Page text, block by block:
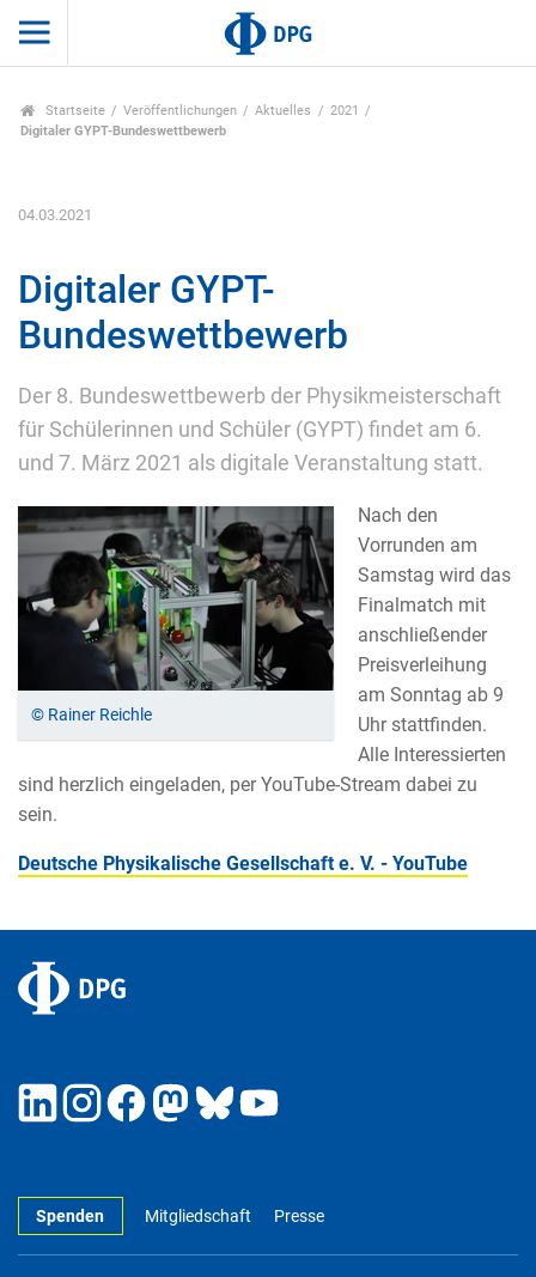
Startseite Veröffentlichungen Aktuelles
2021
Digitaler GYPT-Bundeswettbewerb
04.03.2021
Digitaler GYPT-
Bundeswettbewerb
Der 8. Bundeswettbewerb der Physikmeisterschaft
für Schülerinnen und Schüler (GYPT) findet am 6.
und 7. März 2021 als digitale Veranstaltung statt.
© Rainer Reichle
Nach den
Vorrunden am
Samstag wird das
Finalmatch mit
anschließender
Preisverleihung
am Sonntag ab 9
Uhr stattfinden.
Alle Interessierten
sind herzlich eingeladen, per YouTube-Stream dabei zu
sein.
Deutsche Physikalische Gesellschaft e. V. - YouTube
Spenden Mitgliedschaft Presse